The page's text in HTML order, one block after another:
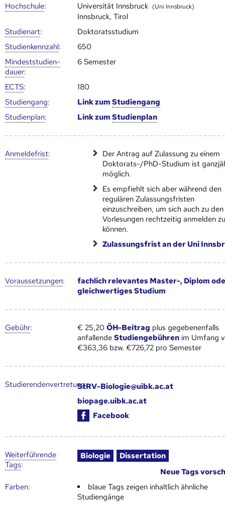
Hoch­schule: Universität Innsbruck (Uni Innsbruck)
Innsbruck, Tirol
Studienart:
Doktoratsstudium
Studien­kenn­zahl:
650
Mindest­studien­
dauer:
6 Semester
ECTS:
180
Studien­gang: Link zumStudien­gang
Studien­plan: Link zumStudien­plan
Anmelde­frist:
Der Antrag auf Zulassung zu einem
Doktorats-/PhD-Studium ist
möglich.
Es empfiehlt sich aber während den
regulären Zulassungsfristen
einzuschreiben, um sich auch zu den
Vorlesungen rechtzeitig anmelden
können.
Zulassungsfrist an der Uni
Voraus­setzungen:
fachlich relevantes Master-, Diplom
gleichwertiges Studium
Gebühr: € 25,20ÖH-Beitrag plus gegebenenfalls
anfallendeStudiengebühren im Umfang
€363,36 bzw. €726,72 pro Semester
Studierendenvertretung:StRV-Biologie@uibk.ac.at
biopage.uibk.ac.at
Facebook
Weiter­führende
Tags:
Biologie
Dissertation
Neue Tags
Farben:
blaue Tags zeigen inhaltlich ähnliche
Studiengänge